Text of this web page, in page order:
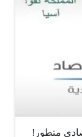
متطور!